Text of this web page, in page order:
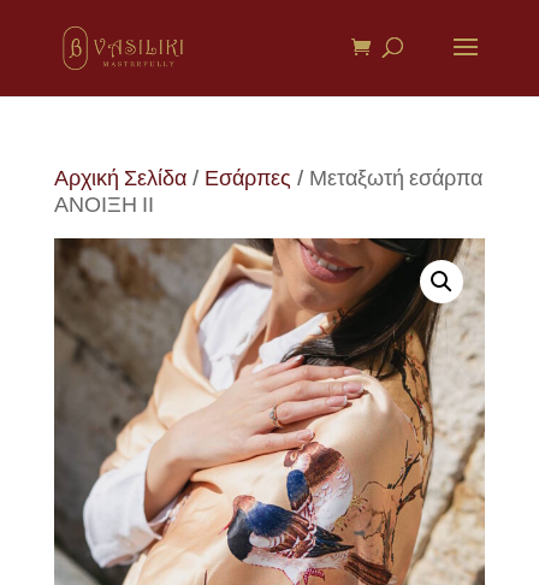
Αρχική Σελίδα/ Εσάρπες / Μεταξωτή εσάρπα
ΑΝΟΙΞΗ ΙΙ